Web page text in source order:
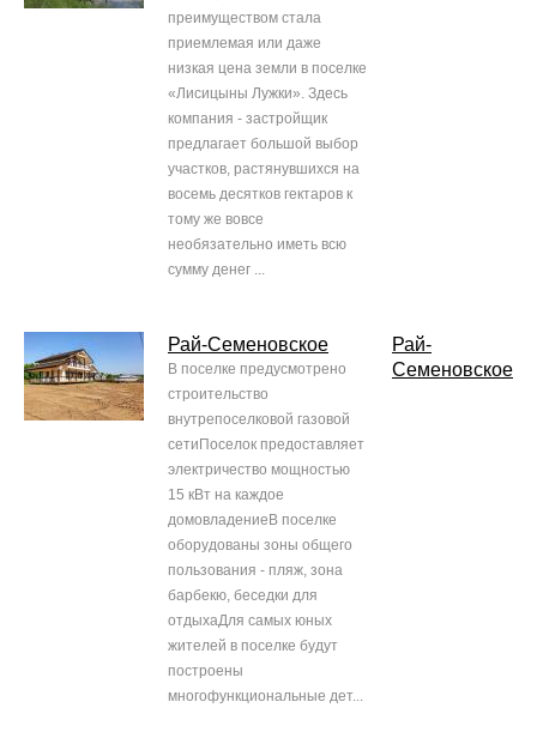
преимуществом стала
приемлемая или даже
низкая цена земли в поселке
«Лисицыны Лужки». Здесь
компания - застройщик
предлагает большой выбор
участков, растянувшихся на
восемь десятков гектаров к
тому же вовсе
необязательно иметь всю
сумму денег ...
Рай-Семеновское
В поселке предусмотрено
строительство
внутрепоселковой газовой
сетиПоселок предоставляет
электричество мощностью
15 кВт на каждое
домовладениеВ поселке
оборудованы зоны общего
пользования - пляж, зона
барбекю, беседки для
отдыхаДля самых юных
жителей в поселке будут
построены
многофункциональные дет...
Рай-
Семеновское